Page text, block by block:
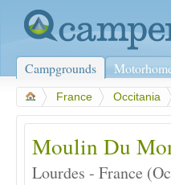
Campgrounds
France Occitania
Moulin Du
Lourdes - France